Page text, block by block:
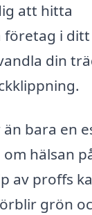
att hitta
företag i ditt
din
bara en
hälsan
av proffs
grön